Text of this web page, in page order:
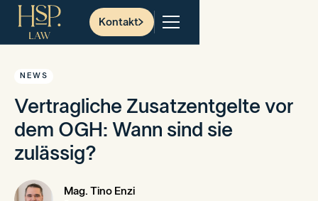
Kontakt
NEWS
Vertragliche Zusatzentgelte vor
dem OGH: Wann sind sie
zulässig?
Mag. Tino Enzi